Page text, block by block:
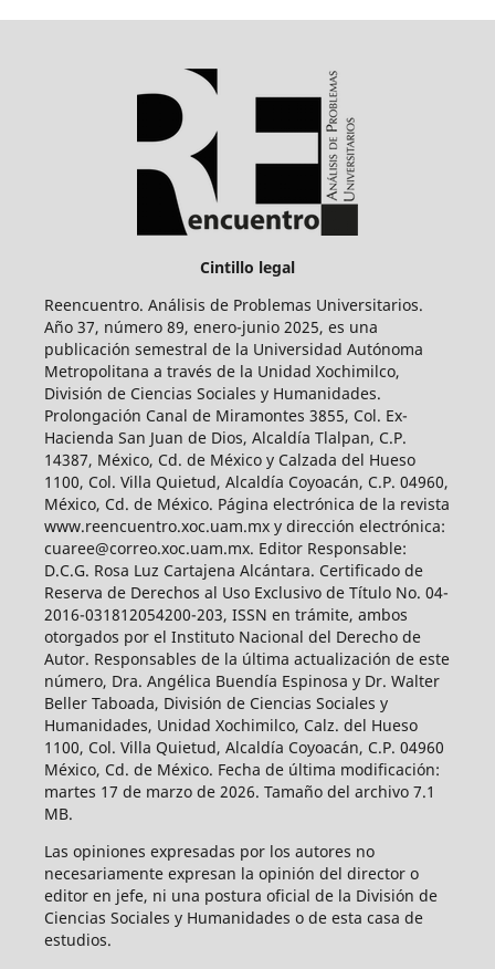
Cintillo legal
Reencuentro. Análisis de Problemas Universitarios.
Año 37, número 89, enero-junio 2025, es una
publicación semestral de la Universidad Autónoma
Metropolitana a través de la Unidad Xochimilco,
División de Ciencias Sociales y Humanidades.
Prolongación Canal de Miramontes 3855, Col. Ex-
Hacienda San Juan de Dios, Alcaldía Tlalpan, C.P.
14387, México, Cd. de México y Calzada del Hueso
1100, Col. Villa Quietud, Alcaldía Coyoacán, C.P. 04960,
México, Cd. de México. Página electrónica de la revista
www.reencuentro.xoc.uam.mx y dirección electrónica:
cuaree@correo.xoc.uam.mx. Editor Responsable:
D.C.G. Rosa Luz Cartajena Alcántara. Certificado de
Reserva de Derechos al Uso Exclusivo de Título No. 04-
2016-031812054200-203, ISSN en trámite, ambos
otorgados por el Instituto Nacional del Derecho de
Autor. Responsables de la última actualización de este
número, Dra. Angélica Buendía Espinosa y Dr. Walter
Beller Taboada, División de Ciencias Sociales y
Humanidades, Unidad Xochimilco, Calz. del Hueso
1100, Col. Villa Quietud, Alcaldía Coyoacán, C.P. 04960
México, Cd. de México. Fecha de última modificación:
martes 17 de marzo de 2026. Tamaño del archivo 7.1
MB.
Las opiniones expresadas por los autores no
necesariamente expresan la opinión del director o
editor en jefe, ni una postura oficial de la División de
Ciencias Sociales y Humanidades o de esta casa de
estudios.